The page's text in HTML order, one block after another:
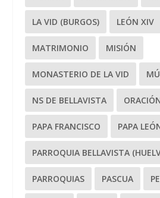
LA VID (BURGOS) LEÓN XIV
MATRIMONIO MISIÓN
MONASTERIO DE LA VID
NS DE BELLAVISTA
PAPA FRANCISCO PAPA
PARROQUIA BELLAVISTA
PARROQUIAS PASCUA